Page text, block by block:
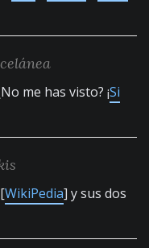
me has visto? ¡Si
[WikiPedia] y sus dos